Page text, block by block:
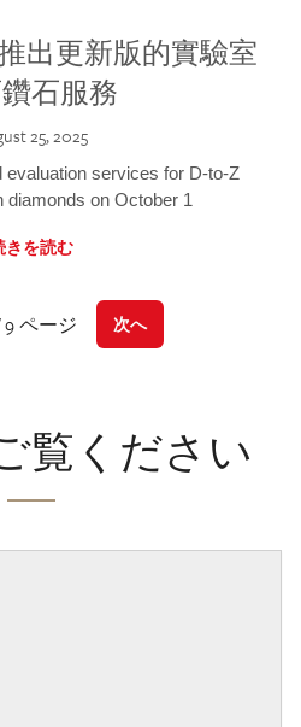
推出更新版的實驗室
石服務
25, 2025
evaluation services for D-to-Z
diamonds on October 1
きを読む
9 ページ 次へ
覧ください